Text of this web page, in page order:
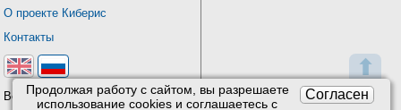
⬆
Согласен
Продолжая работу с сайтом, вы разрешаете
использование сookies и соглашаетесь с
О проекте Киберис
Контакты
Версия: 4.9